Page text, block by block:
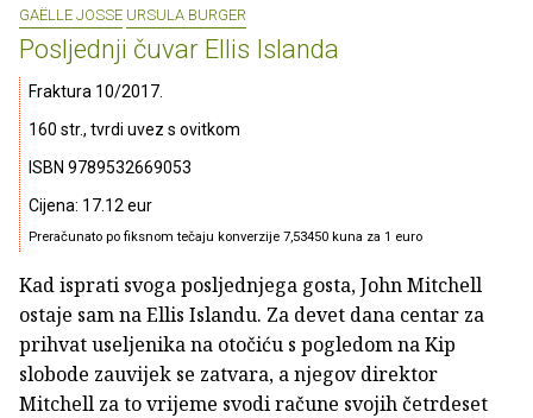
GAËLLE JOSSE URSULA BURGER
Posljednji čuvar Ellis Islanda
Fraktura 10/2017.
160 str., tvrdi uvez s ovitkom
ISBN 9789532669053
Cijena: 17.12 eur
Preračunato po fiksnom tečaju konverzije 7,53450 kuna za 1 euro
Kad isprati svoga posljednjega gosta, John Mitchell
ostaje sam na Ellis Islandu. Za devet dana centar za
prihvat useljenika na otočiću s pogledom na Kip
slobode zauvijek se zatvara, a njegov direktor
Mitchell za to vrijeme svodi račune svojih četrdeset